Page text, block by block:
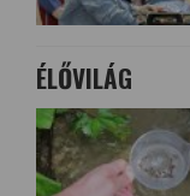
ÉLŐVILÁG